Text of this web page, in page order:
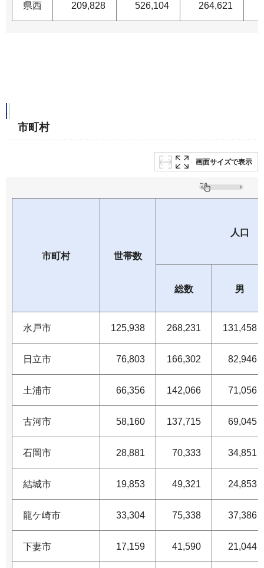
県西 209,828 526,104 264,621
市町村
画面サイズで表示
市町村 世帯数
人口
総数 男
水戸市 125,938 268,231 131,458
日立市 76,803 166,302 82,946
土浦市 66,356 142,066 71,056
古河市 58,160 137,715 69,045
石岡市 28,881 70,333 34,851
結城市 19,853 49,321 24,853
龍ケ崎市 33,304 75,338 37,386
下妻市 17,159 41,590 21,044